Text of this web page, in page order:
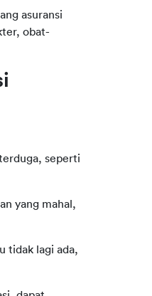
asuransi
obat-
seperti
yang mahal,
tidak lagi ada,